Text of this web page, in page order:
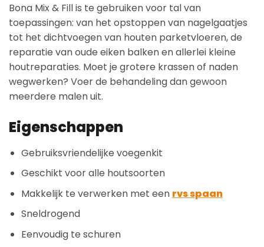
Bona Mix & Fill is te gebruiken voor tal van
toepassingen: van het opstoppen van nagelgaatjes
tot het dichtvoegen van houten parketvloeren, de
reparatie van oude eiken balken en allerlei kleine
houtreparaties. Moet je grotere krassen of naden
wegwerken? Voer de behandeling dan gewoon
meerdere malen uit.
Eigenschappen
Gebruiksvriendelijke voegenkit
Geschikt voor alle houtsoorten
Makkelijk te verwerken met een rvs spaan
Sneldrogend
Eenvoudig te schuren